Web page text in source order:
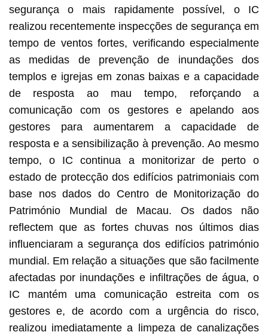
segurança o mais rapidamente possível, o IC
realizou recentemente inspecções de segurança em
tempo de ventos fortes, verificando especialmente
as medidas de prevenção de inundações dos
templos e igrejas em zonas baixas e a capacidade
de resposta ao mau tempo, reforçando a
comunicação com os gestores e apelando aos
gestores para aumentarem a capacidade de
resposta e a sensibilização à prevenção. Ao mesmo
tempo, o IC continua a monitorizar de perto o
estado de protecção dos edifícios patrimoniais com
base nos dados do Centro de Monitorização do
Património Mundial de Macau. Os dados não
reflectem que as fortes chuvas nos últimos dias
influenciaram a segurança dos edifícios património
mundial. Em relação a situações que são facilmente
afectadas por inundações e infiltrações de água, o
IC mantém uma comunicação estreita com os
gestores e, de acordo com a urgência do risco,
realizou imediatamente a limpeza de canalizações